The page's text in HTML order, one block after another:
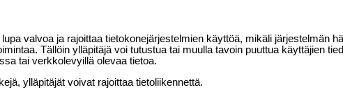
valvoa ja rajoittaa tietokonejärjestelmien käyttöä, mikäli järjestelmän
Tällöin ylläpitäjä voi tutustua tai muulla tavoin puuttua käyttäjien
tai verkkolevyillä olevaa tietoa.
ylläpitäjät voivat rajoittaa tietoliikennettä.